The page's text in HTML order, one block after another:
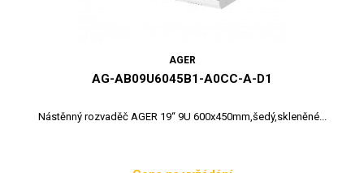
AGER
AG-AB09U6045B1-A0CC-A-D1
Nástěnný rozvaděč AGER 19“ 9U 600x450mm,šedý,skleněné...